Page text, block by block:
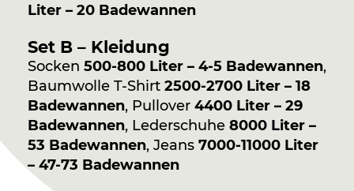
Liter – 20 Badewannen
Set B – Kleidung
Socken 500-800 Liter – 4-5 Badewannen,
Baumwolle T-Shirt 2500-2700 Liter – 18
Badewannen, Pullover 4400 Liter – 29
Badewannen, Lederschuhe 8000 Liter –
53 Badewannen, Jeans 7000-11000 Liter
– 47-73 Badewannen